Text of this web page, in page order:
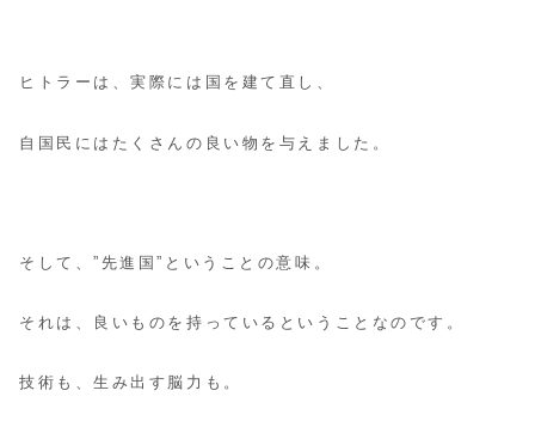
ヒトラーは、実際には国を建て直し、
自国民にはたくさんの良い物を与えました。
そして、”先進国”ということの意味。
それは、良いものを持っているということなのです。
技術も、生み出す脳力も。